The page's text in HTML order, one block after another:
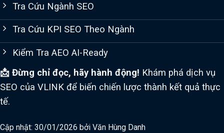
Tra Cứu Ngành SEO
Tra Cứu KPI SEO Theo Ngành
Kiểm Tra AEO AI-Ready
📩 Đừng chỉ đọc, hãy hành động! Khám phá dịch vụ
SEO của VLINK để biến chiến lược thành kết quả thực
tế.
Cập nhật: 30/01/2026 bởi Văn Hùng Danh